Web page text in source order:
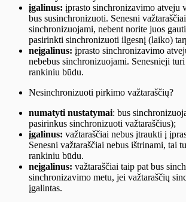
įgalinus: įprasto sinchronizavimo atveju
bus susinchronizuoti. Senesni
sinchronizuojami, nebent norite juos
pasirinkti sinchronizuoti ilgesnį (laiko)
neįgalinus: įprasto sinchronizavimo
nebebus sinchronizuojami. Senesnieji
rankiniu būdu.
Nesinchronizuoti pirkimo važtaraščių?
numatyti nustatymai: bus
pasirinkus sinchronizuoti važtaraščius);
įgalinus: važtaraščiai nebus įtraukti į
Senesni važtaraščiai nebus ištrinami, tai
rankiniu būdu.
neįgalinus: važtaraščiai taip pat bus
sinchronizavimo metu, jei važtaraščių
įgalintas.